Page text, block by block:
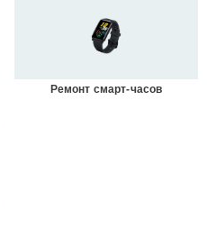
Ремонт смарт-часов